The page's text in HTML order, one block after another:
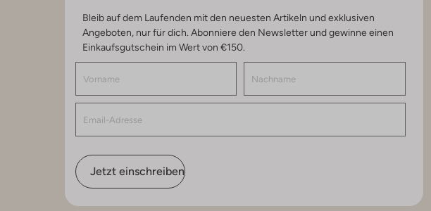
Bleib auf dem Laufenden mit den neuesten Artikeln und exklusiven
Angeboten, nur für dich. Abonniere den Newsletter und gewinne einen
Einkaufsgutschein im Wert von €150.
Jetzt einschreiben